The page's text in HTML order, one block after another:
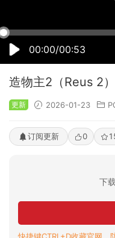
00:00/00:53
造物主2（Reus 2
更新 2026-01-23
订阅更新 0
下